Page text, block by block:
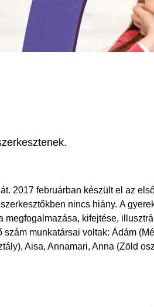
2017 februárban készült el az
nincs hiány. A
kifejtése,
munkatársai voltak: Ádám
Aisa, Annamari, Anna (Zöld